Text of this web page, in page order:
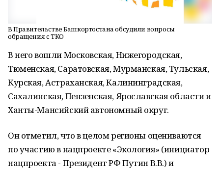
В Правительстве Башкортостана обсудили вопросы
обращения с ТКО
В него вошли Московская, Нижегородская,
Тюменская, Саратовская, Мурманская, Тульская,
Курская, Астраханская, Калининградская,
Сахалинская, Пензенская, Ярославская области и
Ханты-Мансийский автономный округ.
Он отметил, что в целом регионы оцениваются
по участию в нацпроекте «Экология» (инициатор
нацпроекта - Президент РФ Путин В.В.) и